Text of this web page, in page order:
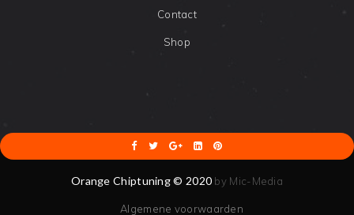
Contact
Shop
Orange Chiptuning© 2020 by Mic-Media
Algemene voorwaarden